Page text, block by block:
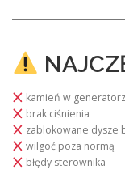
kamień w
brak ciśnienia
zablokowane dysze
wilgoć poza normą
błędy sterownika